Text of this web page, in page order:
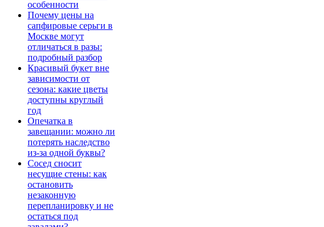
особенности
Почему цены на
сапфировые серьги в
Москве могут
отличаться в разы:
подробный разбор
Красивый букет вне
зависимости от
сезона: какие цветы
доступны круглый
год
Опечатка в
завещании: можно ли
потерять наследство
из-за одной буквы?
Сосед сносит
несущие стены: как
остановить
незаконную
перепланировку и не
остаться под